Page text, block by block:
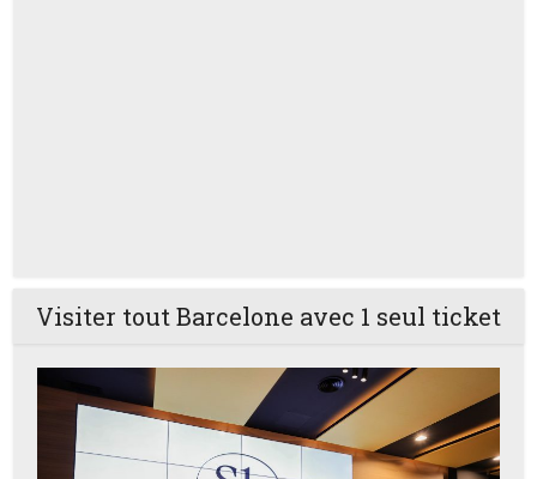
Visiter tout Barcelone avec 1 seul ticket